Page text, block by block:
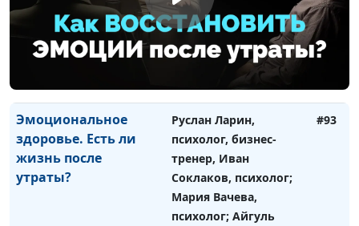
Вачева, психолог;
Айгуль Иншакова,
психолог, арт -
терапевт, тренер
личностного роста
Эмоциональное
здоровье. Есть ли
жизнь после
утраты?
Руслан Ларин,
психолог, бизнес-
тренер, Иван
Соклаков, психолог;
Мария Вачева,
психолог; Айгуль
#93